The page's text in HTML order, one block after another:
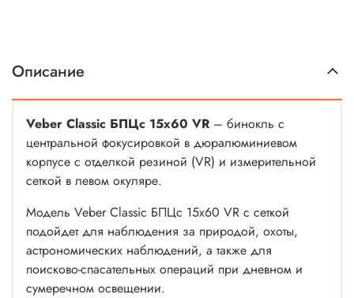
Описание
Veber Classic БПЦс 15x60 VR – бинокль с
центральной фокусировкой в дюралюминиевом
корпусе с отделкой резиной (VR) и измерительной
сеткой в левом окуляре.
Модель Veber Classic БПЦс 15x60 VR с сеткой
подойдет для наблюдения за природой, охоты,
астрономических наблюдений, а также для
поисково-спасательных операций при дневном и
сумеречном освещении.